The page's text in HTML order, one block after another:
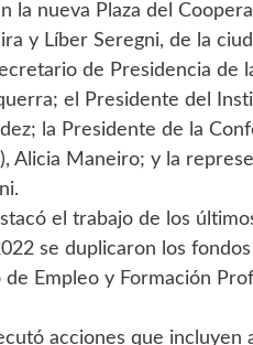
la nueva Plaza del
y Líber Seregni, de la
de Presidencia de
el Presidente del
la Presidente de la
Alicia Maneiro; y la
el trabajo de los
se duplicaron los
Empleo y Formación
acciones que incluyen